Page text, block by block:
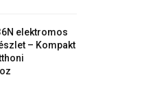
elektromos
– Kompakt